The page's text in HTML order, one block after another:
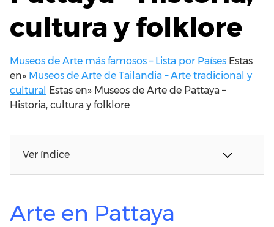
cultura y folklore
Museos de Arte más famosos – Lista por Países Estas
en» Museos de Arte de Tailandia – Arte tradicional y
cultural Estas en» Museos de Arte de Pattaya –
Historia, cultura y folklore
Ver índice
Arte en Pattaya